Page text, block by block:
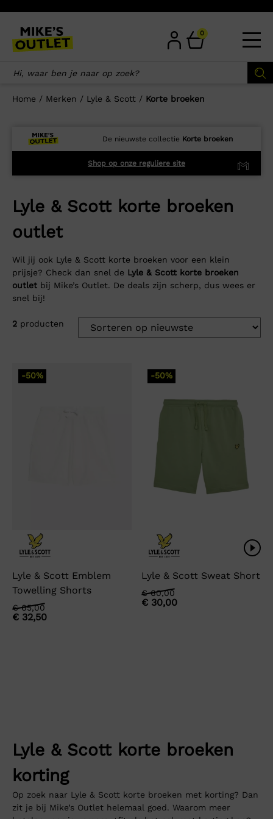
content
0
Home / Merken / Lyle & Scott / Korte broeken
De nieuwste collectie Korte broeken
Shop op onze reguliere site
Lyle & Scott korte broeken
outlet
Wil jij ook Lyle & Scott korte broeken voor een klein
prijsje? Check dan snel de Lyle & Scott korte broeken
outlet bij Mike’s Outlet. De deals zijn scherp, dus wees er
snel bij!
2 producten
-50%
Lyle & Scott Emblem
Towelling Shorts
€65,00
Oorspronkelijke
prijs
€ 32,50
Huidige
prijs
-50%
Lyle & Scott Sweat Short
€60,00
Oorspronkelijke
prijs
€ 30,00
Huidige
prijs
Lyle & Scott korte broeken
korting
Op zoek naar Lyle & Scott korte broeken met korting? Dan
zit je bij Mike’s Outlet helemaal goed. Waarom meer